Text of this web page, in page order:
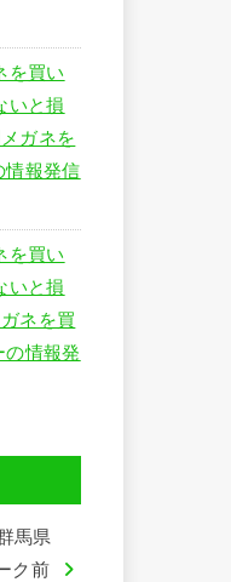
を買い
いと損
ガネを
情報発信
を買い
いと損
ネを買
の情報発
馬県
ク前